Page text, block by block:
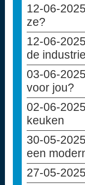
12-06-2025
ze?
12-06-2025
de industrie
03-06-2025
voor jou?
02-06-2025
keuken
30-05-2025
een
27-05-2025